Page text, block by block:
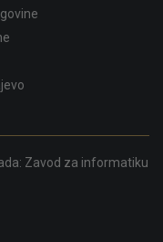
Zavod za informatiku